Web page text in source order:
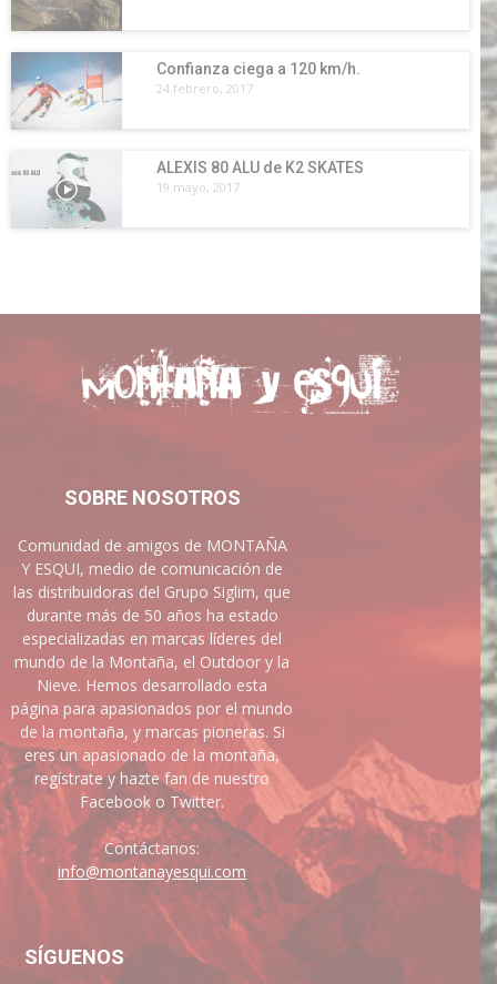
Confianza ciega a 120 km/h.
24 febrero, 2017
ALEXIS 80 ALU de K2 SKATES
19 mayo, 2017
SOBRE NOSOTROS
Comunidad de amigos de MONTAÑA
Y ESQUI, medio de comunicación de
las distribuidoras del Grupo Siglim, que
durante más de 50 años ha estado
especializadas en marcas líderes del
mundo de la Montaña, el Outdoor y la
Nieve. Hemos desarrollado esta
página para apasionados por el mundo
de la montaña, y marcas pioneras. Si
eres un apasionado de la montaña,
regístrate y hazte fan de nuestro
Facebook o Twitter.
Contáctanos:
info@montanayesqui.com
SÍGUENOS